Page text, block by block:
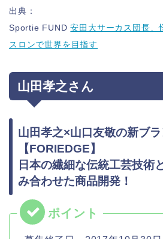
出典：
Sportie FUND安田大サーカス団長、
スロンで世界を目指す
山田孝之さん
山田孝之×山口友敬の新ブ
【FORIEDGE】
日本の繊細な伝統工芸技術
み合わせた商品開発！